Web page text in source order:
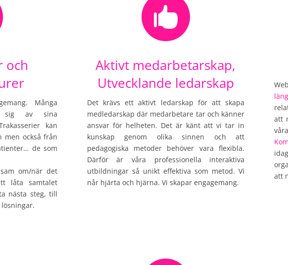
och
Många
sig av sina
kan
men också från
de som
om/när det
låta samtalet
nästa steg, till

Aktivt medarbetarskap,
Utvecklande ledarskap
Det krävs ett aktivt ledarskap för att skapa
medledarskap där medarbetare tar och känner
ansvar för helheten. Det är känt att vi tar in
kunskap genom olika sinnen och att
pedagogiska metoder behöver vara flexibla.
Därför är våra professionella interaktiva
utbildningar så unikt effektiva som metod. Vi
når hjärta och hjärna. Vi skapar engagemang.
att
att